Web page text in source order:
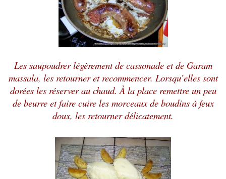
Les saupoudrer légèrement de cassonade et de Garam
massala, les retourner et recommencer. Lorsqu’elles sont
dorées les réserver au chaud. À la place remettre un peu
de beurre et faire cuire les morceaux de boudins à feux
doux, les retourner délicatement.